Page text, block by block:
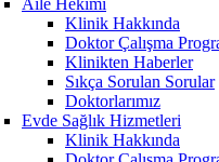
Klinik Hakkında
Doktor Çalışma
Klinikten Haberler
Sıkça Sorulan Sorular
Doktorlarımız
Evde Sağlık Hizmetleri
Klinik Hakkında